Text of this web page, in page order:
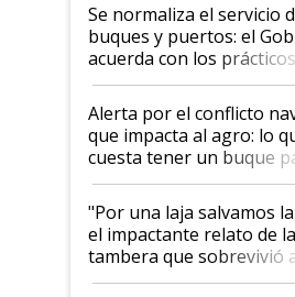
Se normaliza el servicio
buques y puertos: el
acuerda con los prácticos
suspende el decreto de
desregulación
Alerta por el conflicto
que impacta al agro: lo
cuesta tener un buque
y el peligro de que
pase a ser "país sucio"
"Por una laja salvamos
el impactante relato de la
tambera que sobrevivió
tornado